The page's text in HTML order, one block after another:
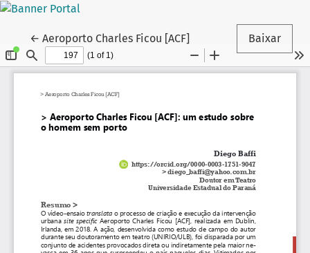
← Voltar aos Detalhes do Artigo
Aeroporto Charles Ficou [ACF] Baixar